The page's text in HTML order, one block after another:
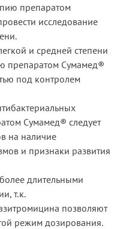
препаратом
исследование
и средней степени
препаратом Сумамед®
под контролем
Сумамед® следует
на наличие
и признаки развития
длительными
т.к.
позволяют
режим дозирования.